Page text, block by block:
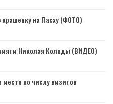
на Пасху (ФОТО)
Николая Коляды (ВИДЕО)
по числу визитов